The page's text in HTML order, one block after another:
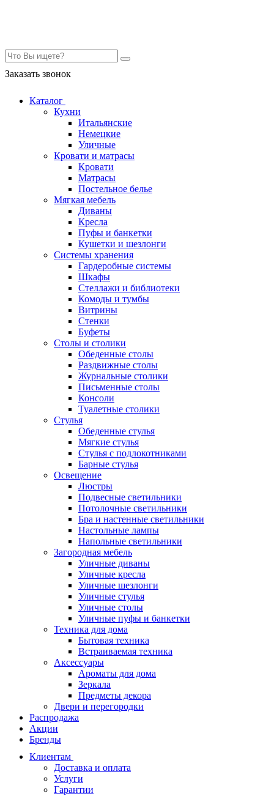
Заказать звонок
Каталог
Кухни
Итальянские
Немецкие
Уличные
Кровати и матрасы
Кровати
Матрасы
Постельное белье
Мягкая мебель
Диваны
Кресла
Пуфы и банкетки
Кушетки и шезлонги
Системы хранения
Гардеробные системы
Шкафы
Стеллажи и библиотеки
Комоды и тумбы
Витрины
Стенки
Буфеты
Столы и столики
Обеденные столы
Раздвижные столы
Журнальные столики
Письменные столы
Консоли
Туалетные столики
Стулья
Обеденные стулья
Мягкие стулья
Стулья с подлокотниками
Барные стулья
Освещение
Люстры
Подвесные светильники
Потолочные светильники
Бра и настенные светильники
Настольные лампы
Напольные светильники
Загородная мебель
Уличные диваны
Уличные кресла
Уличные шезлонги
Уличные стулья
Уличные столы
Уличные пуфы и банкетки
Техника для дома
Бытовая техника
Встраиваемая техника
Аксессуары
Ароматы для дома
Зеркала
Предметы декора
Двери и перегородки
Распродажа
Акции
Бренды
Клиентам
Доставка и оплата
Услуги
Гарантии